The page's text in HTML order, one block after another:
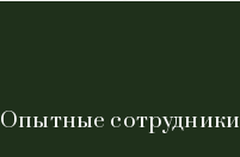
Опытные сотрудники